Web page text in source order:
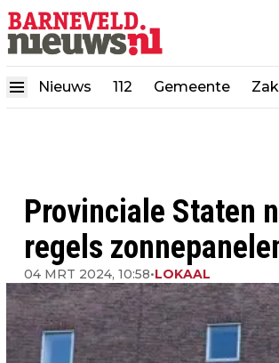
Nieuws 112 Gemeente
Provinciale Staten
regels
04 MRT 2024, 10:58•LOKAAL